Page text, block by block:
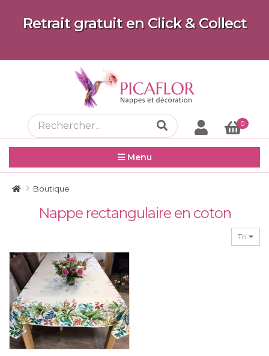
Retrait gratuit en Click & Collect
0
Menu
Boutique
Nappe rectangulaire en coton
Tri